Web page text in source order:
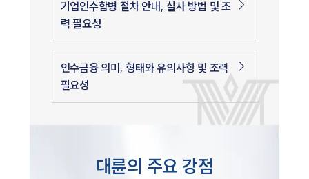
기업인수합병 절차 안내, 실사 방법 및 조
력 필요성
인수금융 의미, 형태와 유의사항 및 조력
필요성
대륜의 주요 강점